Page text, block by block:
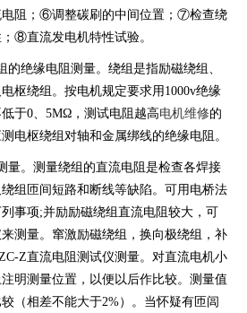
电阻；⑥调整碳刷的中间位置；⑦检查绕
⑧直流发电机特性试验。
的绝缘电阻测量。绕组是指励磁绕组、
枢绕组。按电机规定要求用1000v绝缘
于0、5MΩ，测试电阻越高电机维修的
电枢绕组对轴和金属绑线的绝缘电阻。
。测量绕组的直流电阻是检查各焊接
组匝间短路和断线等缺陷。可用电桥法
事项;并励励磁绕组直流电阻较大，可
测量。窜激励磁绕组，换向极绕组，补
Z直流电阻测试仪测量。对直流电机小
明测量位置，以便以后作比较。测量值
（相差不能大于2%）。当怀疑有匝闾